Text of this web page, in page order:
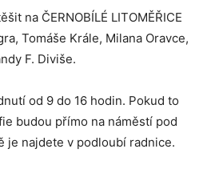
na ČERNOBÍLÉ LITOMĚŘICE
Tomáše Krále, Milana Oravce,
F. Diviše.
od 9 do 16 hodin. Pokud to
budou přímo na náměstí pod
je najdete v podloubí radnice.